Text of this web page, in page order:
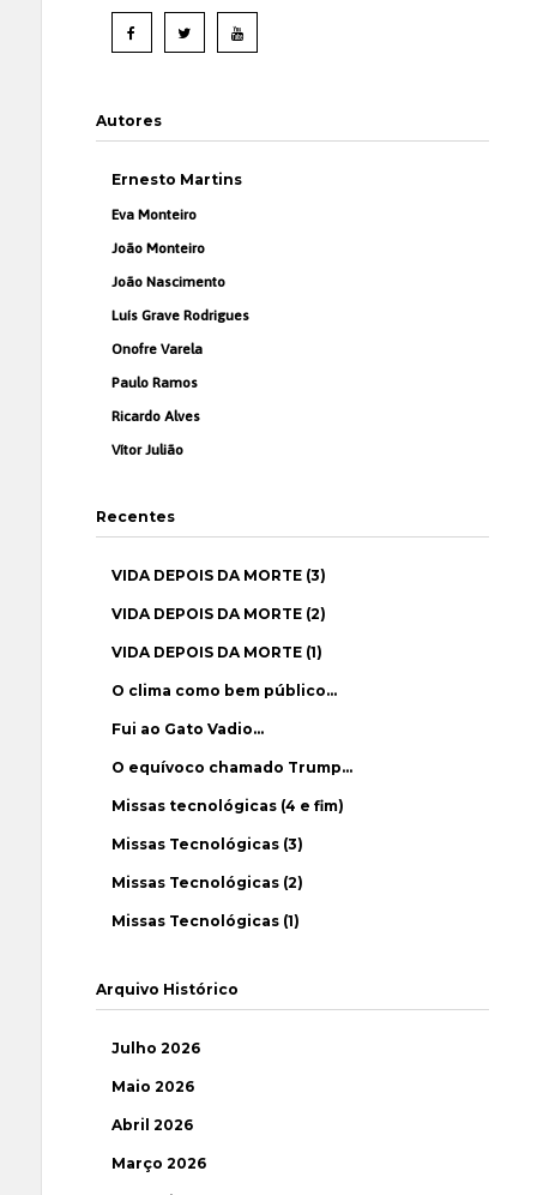
Autores
Ernesto Martins
Eva Monteiro
João Monteiro
João Nascimento
Luís Grave Rodrigues
Onofre Varela
Paulo Ramos
Ricardo Alves
Vítor Julião
Recentes
VIDA DEPOIS DA MORTE (3)
VIDA DEPOIS DA MORTE (2)
VIDA DEPOIS DA MORTE (1)
O clima como bem público…
Fui ao Gato Vadio…
O equívoco chamado Trump…
Missas tecnológicas (4 e fim)
Missas Tecnológicas (3)
Missas Tecnológicas (2)
Missas Tecnológicas (1)
Arquivo Histórico
Julho 2026
Maio 2026
Abril 2026
Março 2026